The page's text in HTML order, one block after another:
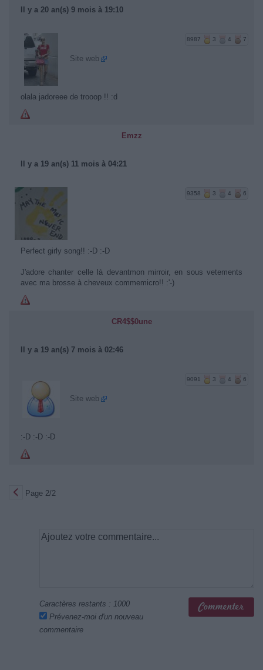
Il y a 20 an(s) 9 mois à 19:10
8987 3 4 7
Site web
olala jadoreee de trooop !! :d
Emzz
Il y a 19 an(s) 11 mois à 04:21
9358 3 4 6
Perfect girly song!! :-D :-D
J'adore chanter celle là devantmon mirroir, en sous vetements
avec ma brosse à cheveux commemicro!! :'-)
CR4$$0une
Il y a 19 an(s) 7 mois à 02:46
9091 3 4 6
Site web
:-D :-D :-D
Page 2/2
Caractères restants : 1000
Prévenez-moi d'un nouveau
commentaire